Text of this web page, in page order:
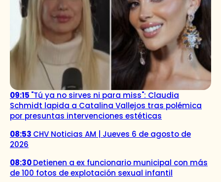
09:15 "Tú ya no sirves ni para miss": Claudia
Schmidt lapida a Catalina Vallejos tras polémica
por presuntas intervenciones estéticas
08:53 CHV Noticias AM | Jueves 6 de agosto de
2026
08:30Detienen a ex funcionario municipal con más
de 100 fotos de explotación sexual infantil